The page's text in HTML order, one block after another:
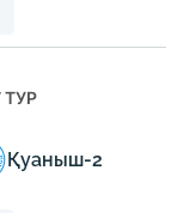
ТУР
Қуаныш-2